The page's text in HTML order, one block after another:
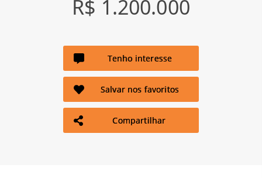
R$ 1.200.000
Tenho interesse
Salvar nos favoritos
Compartilhar